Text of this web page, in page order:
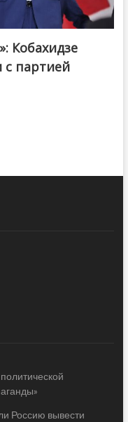
Кобахидзе
партией
Россию вывести